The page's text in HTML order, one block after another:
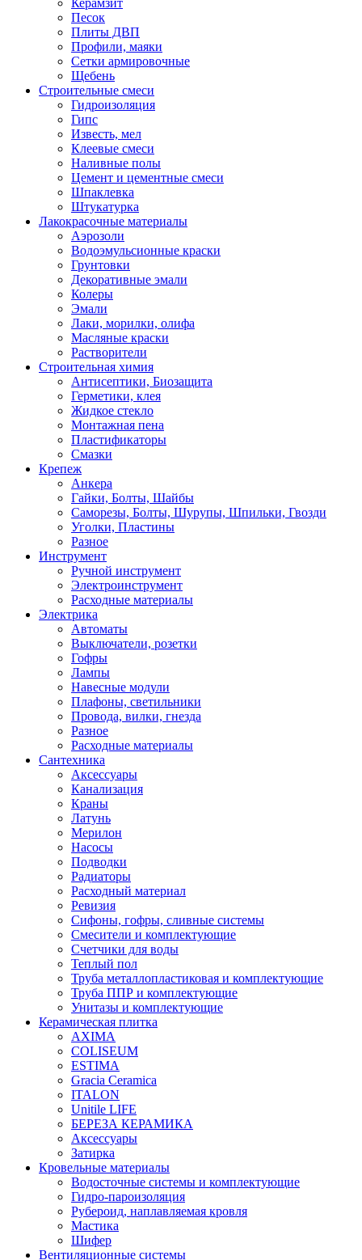
Керамзит
Песок
Плиты ДВП
Профили, маяки
Сетки армировочные
Щебень
Строительные смеси
Гидроизоляция
Гипс
Известь, мел
Клеевые смеси
Наливные полы
Цемент и цементные смеси
Шпаклевка
Штукатурка
Лакокрасочные материалы
Аэрозоли
Водоэмульсионные краски
Грунтовки
Декоративные эмали
Колеры
Эмали
Лаки, морилки, олифа
Масляные краски
Растворители
Строительная химия
Антисептики, Биозащита
Герметики, клея
Жидкое стекло
Монтажная пена
Пластификаторы
Смазки
Крепеж
Анкера
Гайки, Болты, Шайбы
Саморезы, Болты, Шурупы, Шпильки, Гвозди
Уголки, Пластины
Разное
Инструмент
Ручной инструмент
Электроинструмент
Расходные материалы
Электрика
Автоматы
Выключатели, розетки
Гофры
Лампы
Навесные модули
Плафоны, светильники
Провода, вилки, гнезда
Разное
Расходные материалы
Сантехника
Аксессуары
Канализация
Краны
Латунь
Мерилон
Насосы
Подводки
Радиаторы
Расходный материал
Ревизия
Сифоны, гофры, сливные системы
Смесители и комплектующие
Счетчики для воды
Теплый пол
Труба металлопластиковая и комплектующие
Труба ППР и комплектующие
Унитазы и комплектующие
Керамическая плитка
AXIMA
COLISEUM
ESTIMA
Gracia Ceramica
ITALON
Unitile LIFE
БЕРЕЗА КЕРАМИКА
Аксессуары
Затирка
Кровельные материалы
Водосточные системы и комплектующие
Гидро-пароизоляция
Рубероид, наплавляемая кровля
Мастика
Шифер
Вентиляционные системы